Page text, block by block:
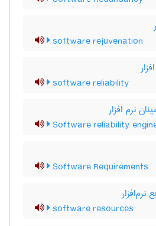
software rejuvenation
software reliability
نرم افزار
Software reliability
Software Requirements
نرم‌افزار
software resources